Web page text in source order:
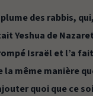
des rabbis,
Yeshua de
Israël et l’a
la même manière
quoi que ce